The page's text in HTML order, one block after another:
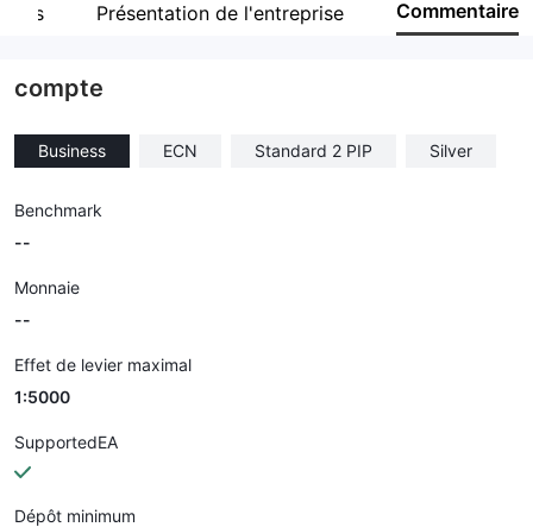
Société Présentation de l'entreprise Commentaire
compte
Business ECN Standard 2 PIP Silver
Benchmark
--
Monnaie
--
Effet de levier maximal
1:5000
SupportedEA
Dépôt minimum